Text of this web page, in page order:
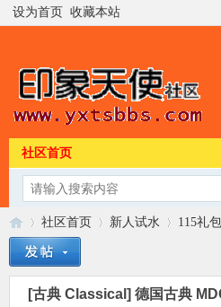
设为首页 收藏本站
社区首页
»
社区首页
›
新人试水
›
115礼包
[古典 Classical] 德国古典